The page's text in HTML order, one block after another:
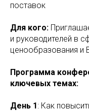
поставок
Для кого:
и руководителей в
ценообразования и
Программа
ключевых темах:
День 1: Как